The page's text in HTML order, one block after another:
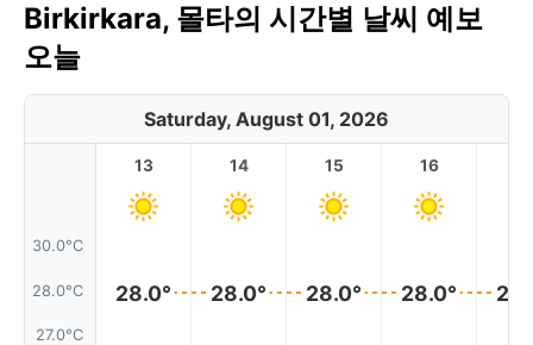
Birkirkara, 몰타의 시간별 날씨 예보
오늘
Saturday, August 01, 2026
30.0°C
28.0°C
27.0°C
13
28.0°
14
28.0°
15
28.0°
16
28.0°